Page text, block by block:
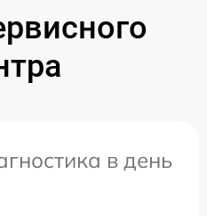
в день